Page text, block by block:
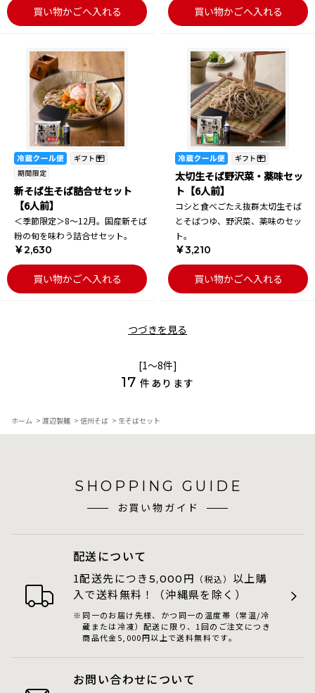
買い物かごへ入れる 買い物かごへ入れる
新そば生そば詰合せセット
【6人前】
＜季節限定＞8～12月。国産新そば
粉の旬を味わう詰合せセット。
￥2,630
買い物かごへ入れる
太切生そば野沢菜・薬味セッ
ト【6人前】
コシと食べごたえ抜群太切生そば
とそばつゆ、野沢菜、薬味のセッ
ト。
￥3,210
買い物かごへ入れる
つづきを見る
[1～8件]
17 件あります
ホーム > 渡辺製麺 > 信州そば > 生そばセット
SHOPPING GUIDE
お買い物ガイド
配送について
1配送先につき 5,000 円 （税込） 以上購
入で送料無料！（沖縄県を除く）
同一のお届け先様、かつ同一の温度帯（常温/冷
蔵または冷凍）配送に限り、1回のご注文につき
商品代金5,000円以上で送料無料です。
お問い合わせについて